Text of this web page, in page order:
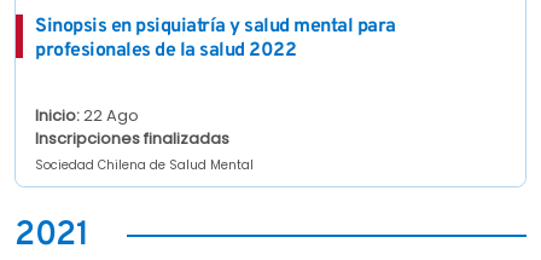
Sinopsis en psiquiatría y salud mental para
profesionales de la salud 2022
Inicio:22 Ago
Inscripciones finalizadas
Sociedad Chilena de Salud Mental
2021